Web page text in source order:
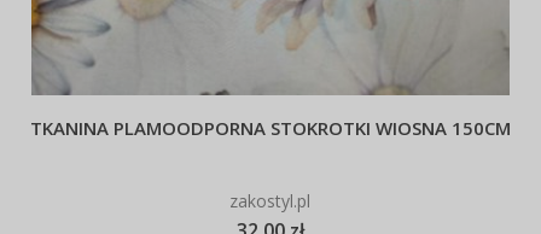
TKANINA PLAMOODPORNA STOKROTKI WIOSNA 150CM
zakostyl.pl